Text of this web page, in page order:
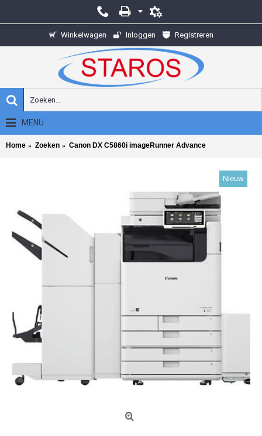
Winkelwagen Inloggen Registreren
MENU
Home Zoeken Canon DX C5860i imageRunner Advance
Nieuw